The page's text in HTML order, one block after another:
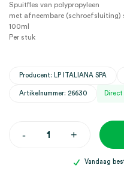
Spuitfles van polypropyleen
met afneembare (schroefsluiting)
100ml
Per stuk
Producent: LP ITALIANA SPA
Artikelnummer: 26630
-Spuitfles,
+
Vandaag